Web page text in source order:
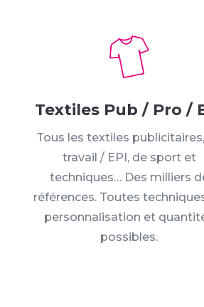
Textiles Pub / Pro /
Tous les textiles
travail / EPI, de sport et
techniques… Des milliers
références. Toutes
personnalisation et
possibles.